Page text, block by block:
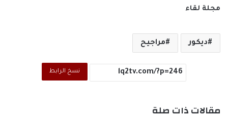
مجلة لقاء
ديكور مراجيح
نسخ الرابط
مقالات ذات صلة